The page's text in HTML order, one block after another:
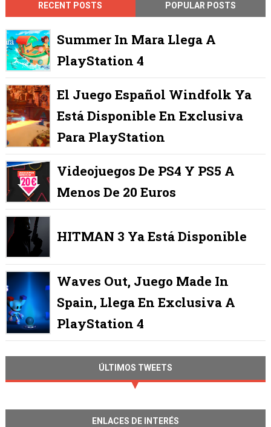
RECENT POSTS POPULAR POSTS
Summer In Mara Llega A
PlayStation 4
El Juego Español Windfolk Ya
Está Disponible En Exclusiva
Para PlayStation
Videojuegos De PS4 Y PS5 A
Menos De 20 Euros
HITMAN 3 Ya Está Disponible
Waves Out, Juego Made In
Spain, Llega En Exclusiva A
PlayStation 4
ÚLTIMOS TWEETS
ENLACES DE INTERÉS